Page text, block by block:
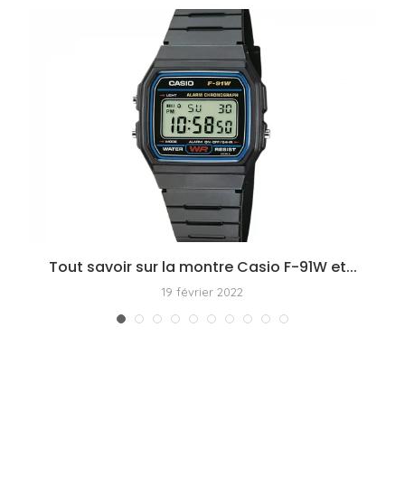
Tout savoir sur la montre Casio F-91W et...
19 février 2022